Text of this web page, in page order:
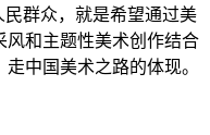
群众，就是希望通过美
风和主题性美术创作结合
中国美术之路的体现。